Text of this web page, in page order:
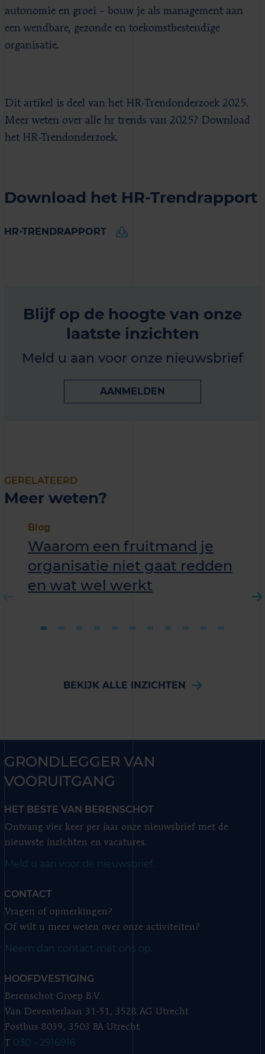
autonomie en groei – bouw je als management aan
een wendbare, gezonde en toekomstbestendige
organisatie.
Dit artikel is deel van het HR-Trendonderzoek 2025.
Meer weten over alle hr trends van 2025? Download
het HR-Trendonderzoek.
Download het HR-Trendrapport
HR-TRENDRAPPORT
Blijf op de hoogte van onze
laatste inzichten
Meld u aan voor onze nieuwsbrief
AANMELDEN
GERELATEERD
Meer weten?
Blog
Waarom een fruitmand je
organisatie niet gaat redden
en wat wel werkt
BEKIJK ALLE INZICHTEN
GRONDLEGGER VAN
VOORUITGANG
HET BESTE VAN BERENSCHOT
Ontvang vier keer per jaar onze nieuwsbrief met de
nieuwste inzichten en vacatures.
Meld u aan voor de nieuwsbrief.
CONTACT
Vragen of opmerkingen?
Of wilt u meer weten over onze activiteiten?
Neem dan contact met ons op.
HOOFDVESTIGING
Berenschot Groep B.V.
Van Deventerlaan 31-51, 3528 AG Utrecht
Postbus 8039, 3503 RA Utrecht
T 030 - 2916916